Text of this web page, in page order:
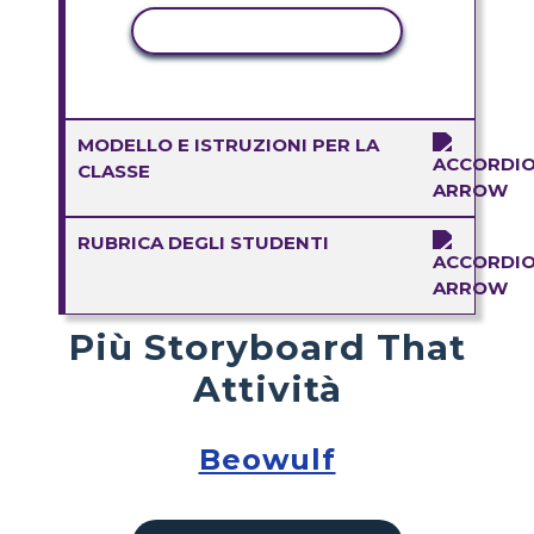
MODELLO E ISTRUZIONI PER LA
CLASSE
RUBRICA DEGLI STUDENTI
Più Storyboard That
Attività
Beowulf